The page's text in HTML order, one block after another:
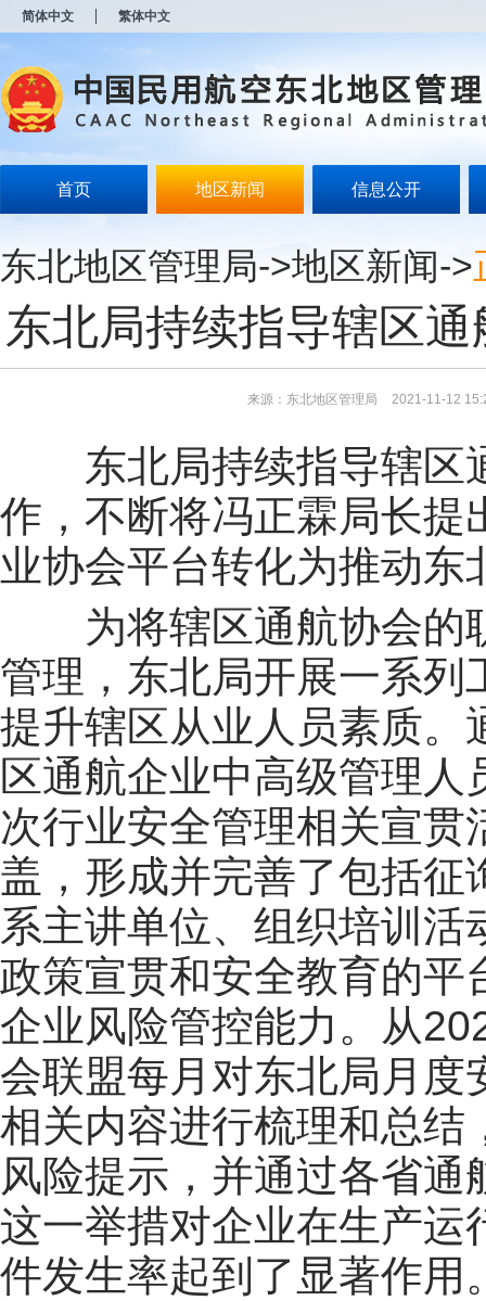
简体中文 繁体中文
首页 地区新闻 信息公开
东北地区管理局->地区新闻->
东北局持续指导辖区
来源：东北地区管理局 2021-11-12
东北局持续指导辖区
作，不断将冯正霖局长提
业协会平台转化为推动
为将辖区通航协会的
管理，东北局开展一系列
提升辖区从业人员素质。
区通航企业中高级管理
次行业安全管理相关宣
盖，形成并完善了包括征
系主讲单位、组织培训
政策宣贯和安全教育的平
企业风险管控能力。从
会联盟每月对东北局月度
相关内容进行梳理和总结
风险提示，并通过各省
这一举措对企业在生产运
件发生率起到了显著作用
开
无
障
说
Alt
加
浪
键